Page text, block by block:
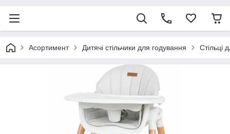
Асортимент Дитячі стільчики для годування Стільці